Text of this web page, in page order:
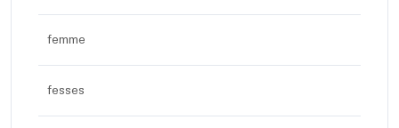
femme
fesses